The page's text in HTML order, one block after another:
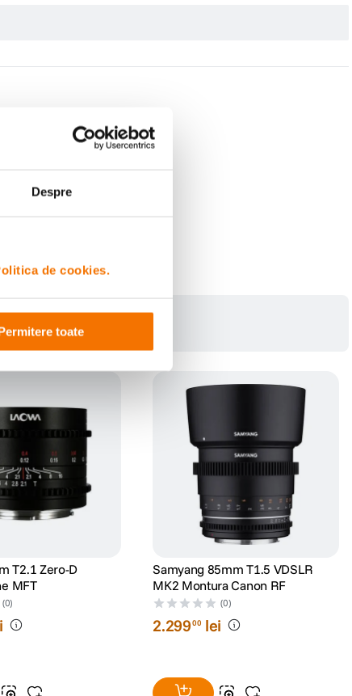
Despre
de cookies.
toate
T2.1 Zero-D
MFT
(0)
Samyang 85mm T1.5 VDSLR
MK2 Montura Canon RF
(0)
2.29900 lei